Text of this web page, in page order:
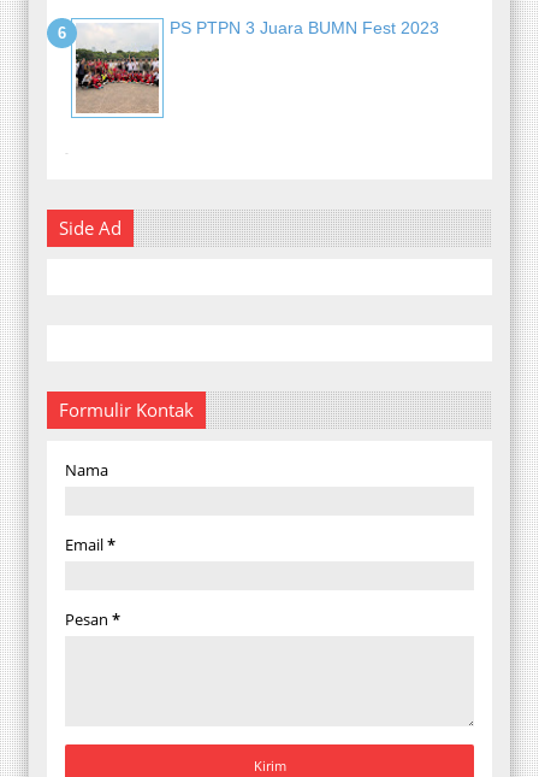
PS PTPN 3 Juara BUMN Fest 2023
-
Side Ad
Formulir Kontak
Nama
Email*
Pesan *